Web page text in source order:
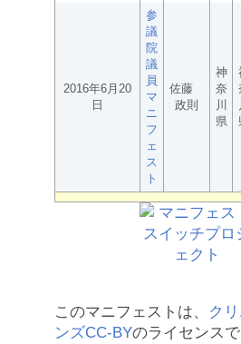
2016年6月20
日
参
議
院
議
員
マ
ニ
フ
ェ
ス
ト
佐藤
政則
神
奈
川
県
このマニフェストは、
ク
ンズCC-BYのライセンス